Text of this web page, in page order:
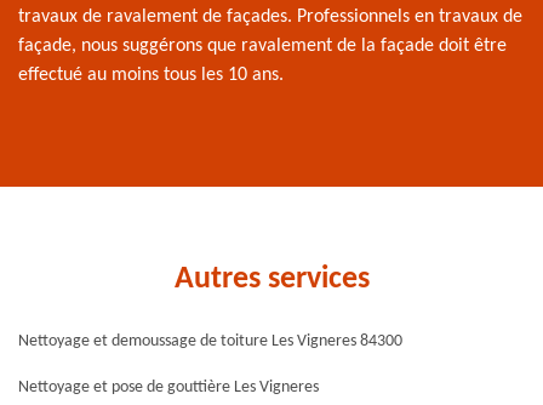
travaux de ravalement de façades. Professionnels en travaux de
façade, nous suggérons que ravalement de la façade doit être
effectué au moins tous les 10 ans.
Autres services
Nettoyage et demoussage de toiture Les Vigneres 84300
Nettoyage et pose de gouttière Les Vigneres